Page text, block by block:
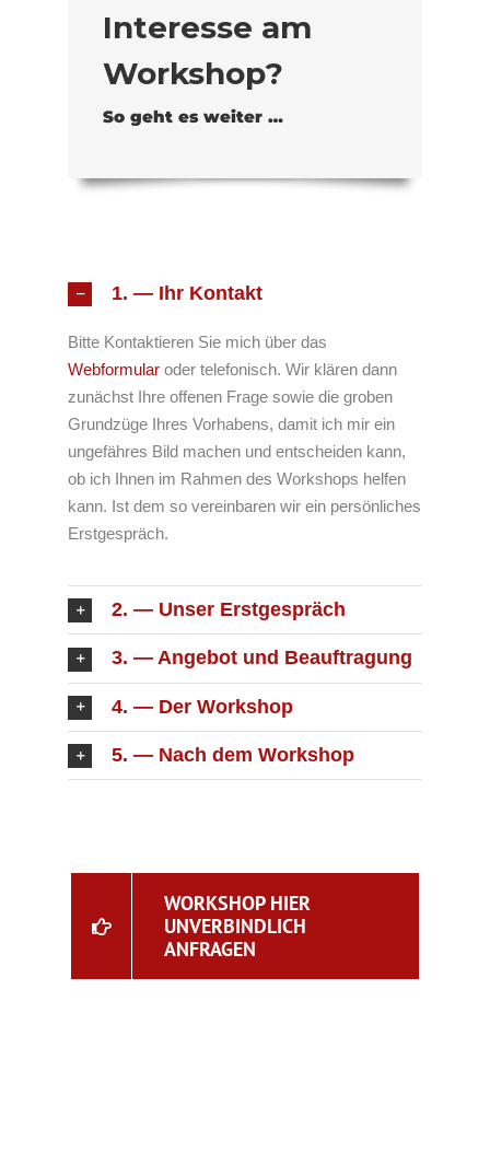
Interesse am
Workshop?
So geht es weiter …
1. — Ihr Kontakt
Bitte Kontaktieren Sie mich über das
Webformular oder telefonisch. Wir klären dann
zunächst Ihre offenen Frage sowie die groben
Grundzüge Ihres Vorhabens, damit ich mir ein
ungefähres Bild machen und entscheiden kann,
ob ich Ihnen im Rahmen des Workshops helfen
kann. Ist dem so vereinbaren wir ein persönliches
Erstgespräch.
2. — Unser Erstgespräch
3. — Angebot und Beauftragung
4. — Der Workshop
5. — Nach dem Workshop
WORKSHOP HIER
UNVERBINDLICH
ANFRAGEN